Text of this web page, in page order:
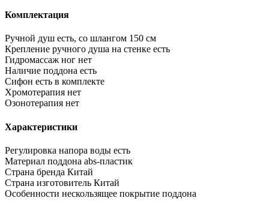
Комплектация
Ручной душ есть, со шлангом 150 см
Крепление ручного душа на стенке есть
Гидромассаж ног нет
Наличие поддона есть
Сифон есть в комплекте
Хромотерапия нет
Озонотерапия нет
Характеристики
Регулировка напора воды есть
Материал поддона abs-пластик
Страна бренда Китай
Страна изготовитель Китай
Особенности нескользящее покрытие поддона